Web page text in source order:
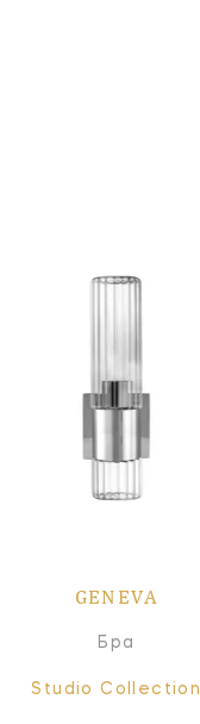
GENEVA
Бра
Studio Collection